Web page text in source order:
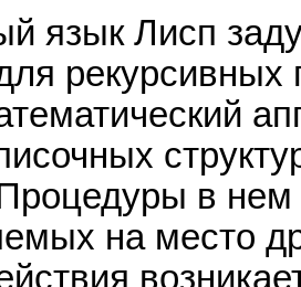
язык Лисп
в нем
на место